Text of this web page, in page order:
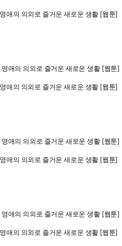
애의 의외로 즐거운 새로운 생활 [웹툰]
애의 의외로 즐거운 새로운 생활 [웹툰]
애의 의외로 즐거운 새로운 생활 [웹툰]
애의 의외로 즐거운 새로운 생활 [웹툰]
애의 의외로 즐거운 새로운 생활 [웹툰]
애의 의외로 즐거운 새로운 생활 [웹툰]
애의 의외로 즐거운 새로운 생활 [웹툰]